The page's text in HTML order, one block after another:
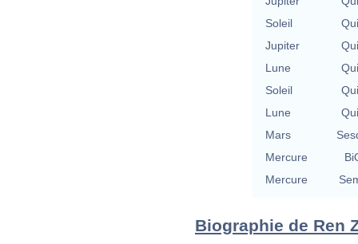
Soleil
Jupiter
Lune
Soleil
Lune
Mars
Mercure
Mercure
Biographie de Ren